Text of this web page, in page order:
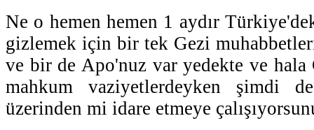
Ne o hemen hemen 1 aydır
gizlemek için bir tek Gezi
ve bir de Apo'nuz var yedekte ve hala
mahkum vaziyetlerdeyken şimdi
üzerinden mi idare etmeye